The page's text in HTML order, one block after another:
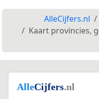
AlleCijfers.nl
Kaart provincies,